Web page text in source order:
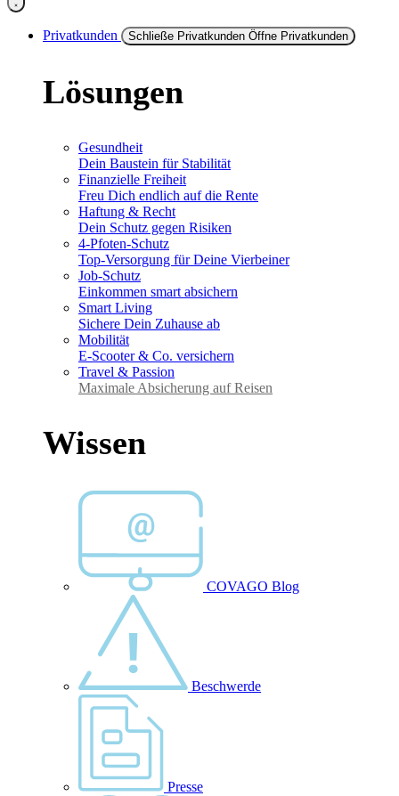
Privatkunden Schließe Privatkunden Öffne Privatkunden
Lösungen
Gesundheit
Dein Baustein für Stabilität
Finanzielle Freiheit
Freu Dich endlich auf die Rente
Haftung & Recht
Dein Schutz gegen Risiken
4-Pfoten-Schutz
Top-Versorgung für Deine Vierbeiner
Job-Schutz
Einkommen smart absichern
Smart Living
Sichere Dein Zuhause ab
Mobilität
E-Scooter & Co. versichern
Travel & Passion
Maximale Absicherung auf Reisen
Wissen
COVAGO Blog
Beschwerde
Presse